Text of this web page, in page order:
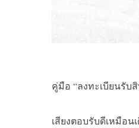
คู่มือ “ลงทะเบียนรับ
เสียงตอบรับดีเหมือน